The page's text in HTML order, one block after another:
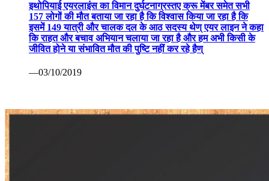
इथोपियाई एयरलाइंस का विमान दुर्घटनाग्रस्तए क्रू मेंबर समेत सभी
157 लोगों की मौत बताया जा रहा है कि विश्वास किया जा रहा है कि
इसमें 149 यात्री और चालक दल के आठ सदस्य थेण् एयर लाइन ने कहा
कि राहत और बचाव अभियान चलाया जा रहा है और हम अभी किसी के
जीवित होने या संभावित मौत की पुष्टि नहीं कर रहे हैण्
—03/10/2019